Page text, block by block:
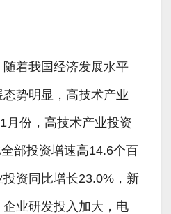
着我国经济发展水平
势明显，高技术产业
月份，高技术产业投资
部投资增速高14.6个百
资同比增长23.0%，新
业研发投入加大，电